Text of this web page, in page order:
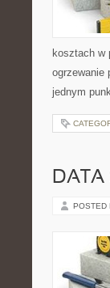
kosztach w
ogrzewanie
jednym
DATA
POSTED